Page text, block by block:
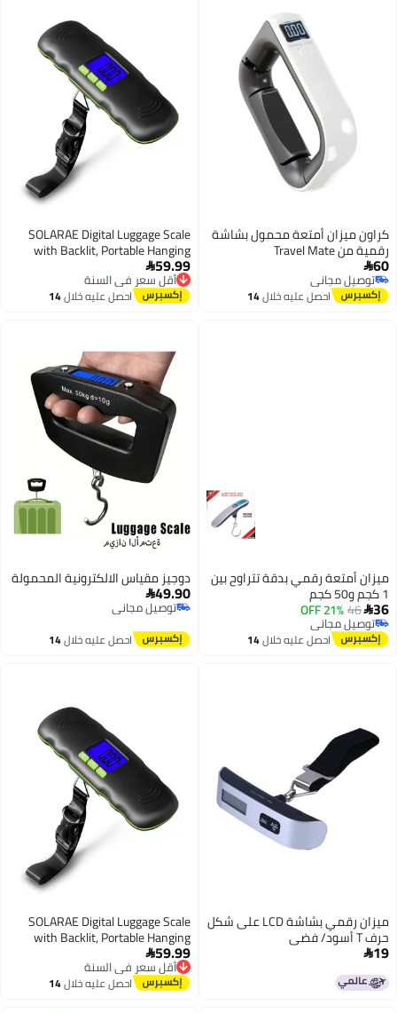
كراون ميزان أمتعة محمول بشاشة
رقمية من Travel Mate
60
توصيل مجاني
توصيل مجانياحصل عليه خلال14
SOLARAE Digital Luggage Scale
with Backlit, Portable Hanging
Baggage Scale for Travel, 110LB
Suitcase Weight with Scale Lock
and Hook,Battery Included
59.99
أقل سعر في السنة
توصيل مجاني
أقل سعر في السنة
احصل عليه خلال14
ميزان أمتعة رقمي بدقة تتراوح بين
1 كجم و50 كجم
36
46
21% OFF
توصيل مجاني
توصيل مجانياحصل عليه خلال14
دوجيز مقياس الالكترونية المحمولة
49.90
توصيل مجاني
توصيل مجاني
احصل عليه خلال14
ميزان رقمي بشاشة LCD على شكل
حرف T أسود/ فضي
19
SOLARAE Digital Luggage Scale
with Backlit, Portable Hanging
Baggage Scale for Travel, 110LB
Suitcase Weight with Scale Lock
and Hook,Battery Included
59.99
أقل سعر في السنة
توصيل مجاني
أقل سعر في السنة
احصل عليه خلال14